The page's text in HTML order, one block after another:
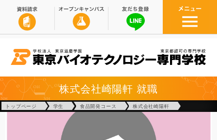
株式会社崎陽軒 就職
トップページ 学生 食品開発コース 株式会社崎陽軒